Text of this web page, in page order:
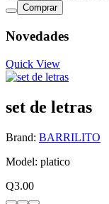
Comprar
Novedades
Quick View
set de letras
Brand: BARRILITO
Model: platico
Q3.00